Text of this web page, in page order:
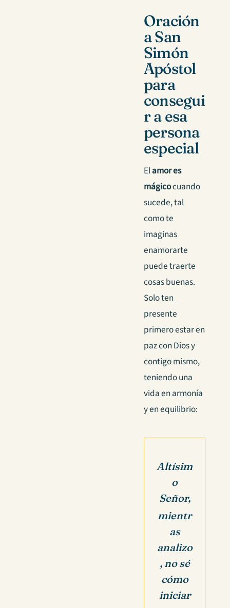
Oración
a San
Simón
Apóstol
para
consegui
r a esa
persona
especial
Elamor es
mágicocuando
sucede, tal
como te
imaginas
enamorarte
puede traerte
cosas buenas.
Solo ten
presente
primero estar en
paz con Dios y
contigo mismo,
teniendo una
vida en armonía
y en equilibrio:
Altísim
o
Señor,
mientr
as
analizo
, no sé
cómo
iniciar